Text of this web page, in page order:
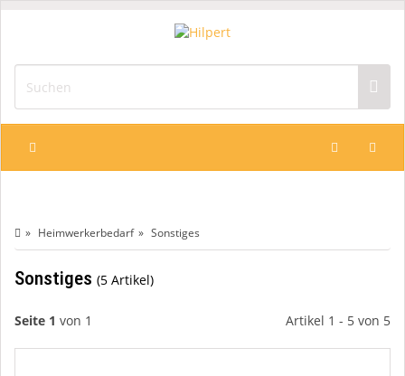
Heimwerkerbedarf Sonstiges
Sonstiges 5 Artikel
Seite 1 von 1 Artikel 1 - 5 von 5